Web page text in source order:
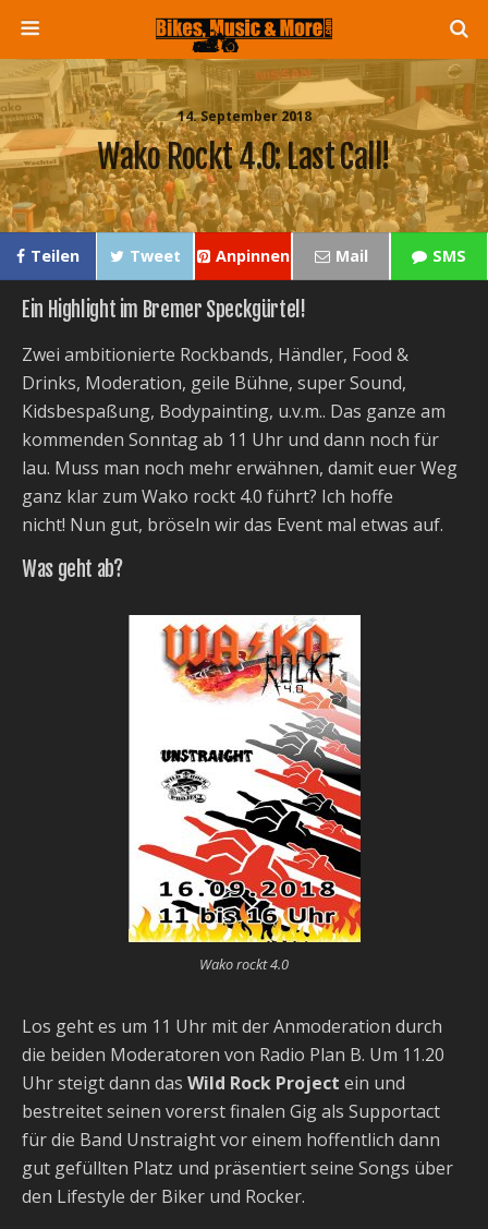
14. September 2018
Wako Rockt 4.0: Last Call!
Teilen Tweet Anpinnen Mail SMS
Ein Highlight im Bremer Speckgürtel!
Zwei ambitionierte Rockbands, Händler, Food &
Drinks, Moderation, geile Bühne, super Sound,
Kidsbespaßung, Bodypainting, u.v.m.. Das ganze am
kommenden Sonntag ab 11 Uhr und dann noch für
lau. Muss man noch mehr erwähnen, damit euer Weg
ganz klar zum Wako rockt 4.0 führt? Ich hoffe
nicht! Nun gut, bröseln wir das Event mal etwas auf.
Was geht ab?
Wako rockt 4.0
Los geht es um 11 Uhr mit der Anmoderation durch
die beiden Moderatoren von Radio Plan B. Um 11.20
Uhr steigt dann das Wild Rock Project ein und
bestreitet seinen vorerst finalen Gig als Supportact
für die Band Unstraight vor einem hoffentlich dann
gut gefüllten Platz und präsentiert seine Songs über
den Lifestyle der Biker und Rocker.